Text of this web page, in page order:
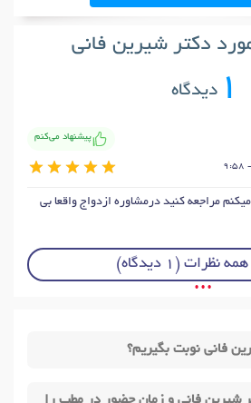
دکتر شیرین فانی
1دیدگاه
پیشنهاد می‌کنم
میکنم مراجعه کنید درمشاوره ازدواج واقعا بی
نظرات (1 دیدگاه)
• • •
فانی نوبت بگیریم؟